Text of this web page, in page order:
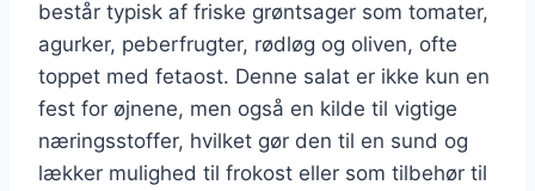
består typisk af friske grøntsager som tomater,
agurker, peberfrugter, rødløg og oliven, ofte
toppet med fetaost. Denne salat er ikke kun en
fest for øjnene, men også en kilde til vigtige
næringsstoffer, hvilket gør den til en sund og
lækker mulighed til frokost eller som tilbehør til